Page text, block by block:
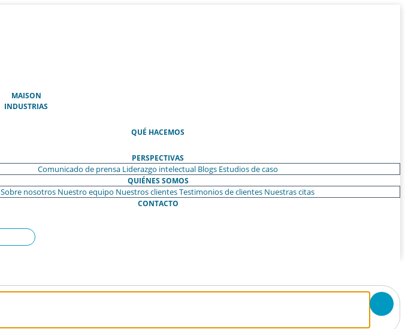
MAISON(ACTUAL)
INDUSTRIAS
QUÉ HACEMOS
PERSPECTIVAS
Comunicado de prensa Liderazgo intelectual Blogs Estudios de caso
QUIÉNES SOMOS
Sobre nosotros Nuestro equipo Nuestros clientesTestimonios de clientes Nuestras citas
CONTACTO